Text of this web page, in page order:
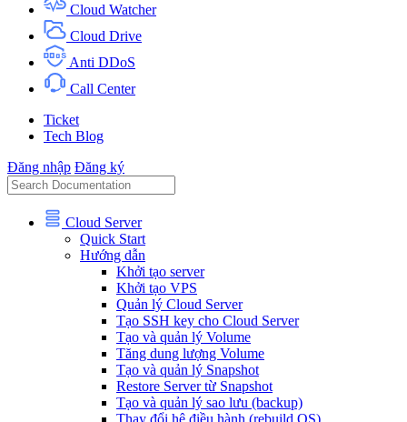
Cloud Watcher
Cloud Drive
Anti DDoS
Call Center
Ticket
Tech Blog
Đăng nhập Đăng ký
Cloud Server
Quick Start
Hướng dẫn
Khởi tạo server
Khởi tạo VPS
Quản lý Cloud Server
Tạo SSH key cho Cloud Server
Tạo và quản lý Volume
Tăng dung lượng Volume
Tạo và quản lý Snapshot
Restore Server từ Snapshot
Tạo và quản lý sao lưu (backup)
Thay đổi hệ điều hành (rebuild OS)